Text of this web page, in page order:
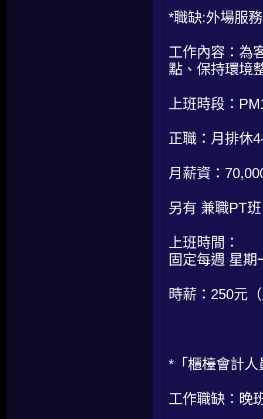
*職缺:外場服
工作內容：為
點、保持環境
上班時段：
正職：月排休
月薪資：
另有 兼職PT
上班時間：
固定每週 星
時薪：250元
*「櫃檯會計人
工作職缺：晚